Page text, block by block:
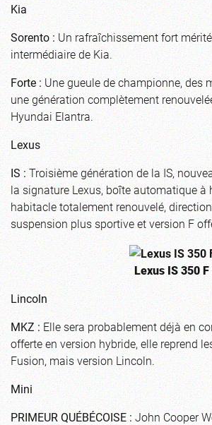
Kia
Sorento :Un rafraîchissement fort
intermédiaire de Kia.
Forte : Une gueule de championne, des
une génération complètement
Hyundai Elantra.
Lexus
IS :Troisième génération de la IS,
la signature Lexus, boîte automatique à
habitacle totalement renouvelé,
suspension plus sportive et version F
Lexus IS 350
Lincoln
MKZ :Elle sera probablement déjà en
offerte en version hybride, elle reprend
Fusion, mais version Lincoln.
Mini
PRIMEUR QUÉBÉCOISE :John Cooper